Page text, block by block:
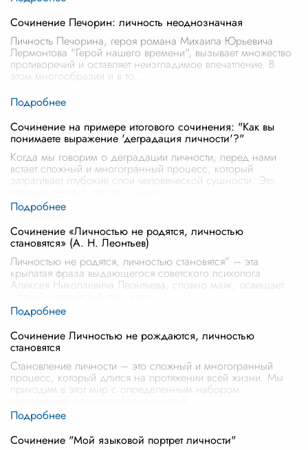
Сочинение Печорин: личность неоднозначная
Личность Печорина, героя романа Михаила Юрьевича
Лермонтова "Герой нашего времени", вызывает множество
противоречий и оставляет неизгладимое впечатление. В
этом многообразии и в то
Сочинение на примере итогового сочинения: "Как вы
понимаете выражение 'деградация личности'?"
Когда мы говорим о деградации личности, перед нами
встает сложный и многогранный процесс, который
затрагивает глубокие слои человеческой сущности. Это
Сочинение «Личностью не родятся, личностью
становятся» (А. Н. Леонтьев)
Личностью не родятся, личностью становятся” – эта
крылатая фраза выдающегося советского психолога
Алексея Николаевича Леонтьева, словно маяк, освещает
Сочинение Личностью не рождаются, личностью
становятся
Становление личности – это сложный и многогранный
процесс, который длится на протяжении всей жизни. Мы
приходим в этот мир с определенным набором
Сочинение "Мой языковой портрет личности"